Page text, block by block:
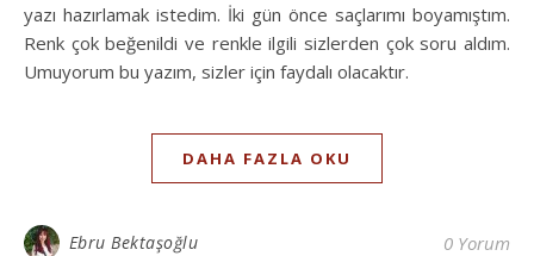
yazı hazırlamak istedim. İki gün önce saçlarımı boyamıştım.
Renk çok beğenildi ve renkle ilgili sizlerden çok soru aldım.
Umuyorum bu yazım, sizler için faydalı olacaktır.
DAHA FAZLA OKU
Ebru Bektaşoğlu 0 Yorum